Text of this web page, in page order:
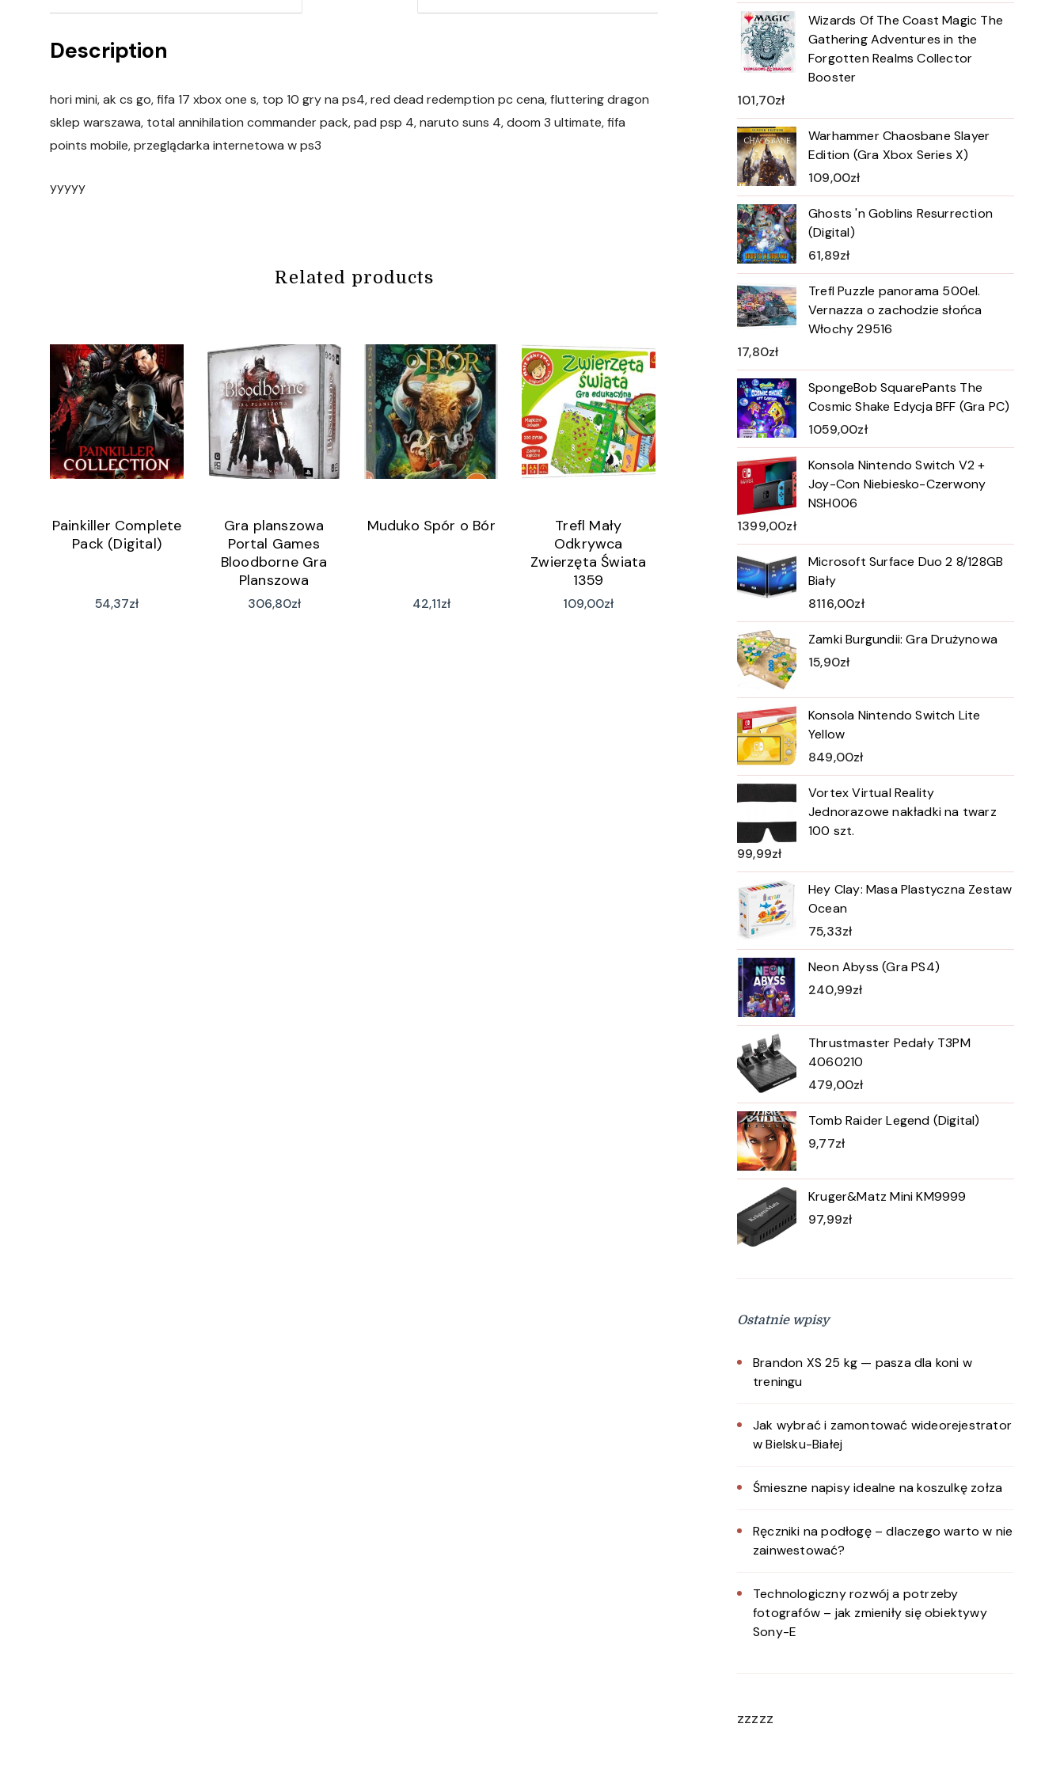
Description
hori mini, ak cs go, fifa 17 xbox one s, top 10 gry na ps4, red dead redemption pc cena, fluttering dragon
sklep warszawa, total annihilation commander pack, pad psp 4, naruto suns 4, doom 3 ultimate, fifa
points mobile, przeglądarka internetowa w ps3
yyyyy
Related products
Painkiller Complete
Pack (Digital)
54,37zł
Gra planszowa
Portal Games
Bloodborne Gra
Planszowa
306,80zł
Muduko Spór o Bór
42,11zł
Trefl Mały
Odkrywca
Zwierzęta Świata
1359
109,00zł
Wizards Of The Coast Magic The
Gathering Adventures in the
Forgotten Realms Collector
Booster
101,70zł
Warhammer Chaosbane Slayer
Edition (Gra Xbox Series X)
109,00zł
Ghosts 'n Goblins Resurrection
(Digital)
61,89zł
Trefl Puzzle panorama 500el.
Vernazza o zachodzie słońca
Włochy 29516
17,80zł
SpongeBob SquarePants The
Cosmic Shake Edycja BFF (Gra PC)
1059,00zł
Konsola Nintendo Switch V2 +
Joy-Con Niebiesko-Czerwony
NSH006
1399,00zł
Microsoft Surface Duo 2 8/128GB
Biały
8116,00zł
Zamki Burgundii: Gra Drużynowa
15,90zł
Konsola Nintendo Switch Lite
Yellow
849,00zł
Vortex Virtual Reality
Jednorazowe nakładki na twarz
100 szt.
99,99zł
Hey Clay: Masa Plastyczna Zestaw
Ocean
75,33zł
Neon Abyss (Gra PS4)
240,99zł
Thrustmaster Pedały T3PM
4060210
479,00zł
Tomb Raider Legend (Digital)
9,77zł
Kruger&Matz Mini KM9999
97,99zł
Ostatnie wpisy
Brandon XS 25 kg — pasza dla koni w
treningu
Jak wybrać i zamontować wideorejestrator
w Bielsku-Białej
Śmieszne napisy idealne na koszulkę zołza
Ręczniki na podłogę – dlaczego warto w nie
zainwestować?
Technologiczny rozwój a potrzeby
fotografów – jak zmieniły się obiektywy
Sony-E
zzzzz